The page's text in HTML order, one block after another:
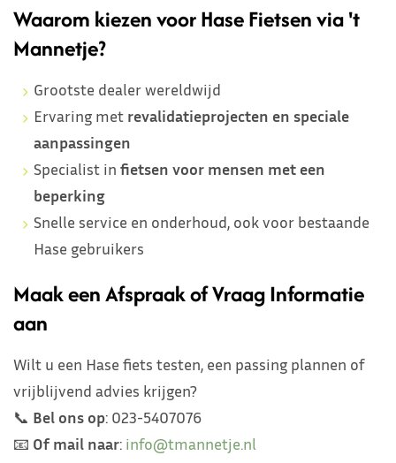
Waarom kiezen voor Hase Fietsen via 't
Mannetje?
Grootste dealer wereldwijd
Ervaring met revalidatieprojecten en speciale
aanpassingen
Specialist infietsen voor mensen met een
beperking
Snelle service en onderhoud, ook voor bestaande
Hase gebruikers
Maak een Afspraak of Vraag Informatie
aan
Wilt u een Hase fiets testen, een passing plannen of
vrijblijvend advies krijgen?
📞 Bel ons op: 023-5407076
📧 Of mail naar: info@tmannetje.nl